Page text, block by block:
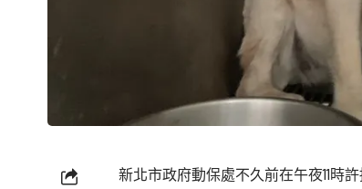
新北市政府動保處不久前在午夜11時